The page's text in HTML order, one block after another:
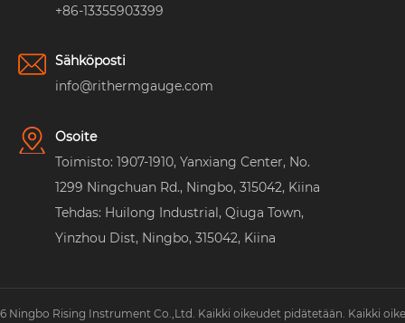
+86-13355903399
Sähköposti
info@rithermgauge.com
Osoite
Toimisto: 1907-1910, Yanxiang Center, No.
1299 Ningchuan Rd., Ningbo, 315042, Kiina
Tehdas: Huilong Industrial, Qiuga Town,
Yinzhou Dist, Ningbo, 315042, Kiina
Ningbo Rising Instrument Co.,Ltd. Kaikki oikeudet pidätetään. Kaikki